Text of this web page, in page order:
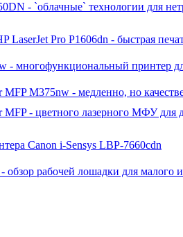
- `облачные` технологии для
LaserJet Pro P1606dn - быстрая
- многофункциональный принтер
MFP M375nw - медленно, но
MFP - цветного лазерного МФУ для
Canon i-Sensys LBP-7660cdn
рабочей лошадки для малого